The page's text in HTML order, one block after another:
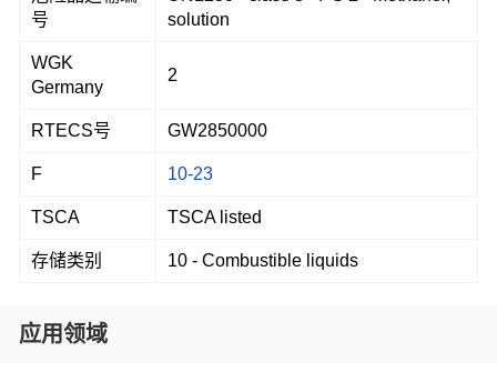
号
solution
WGK
Germany
2
RTECS号 GW2850000
F 10-23
TSCA TSCA listed
存储类别 10 - Combustible liquids
应用领域